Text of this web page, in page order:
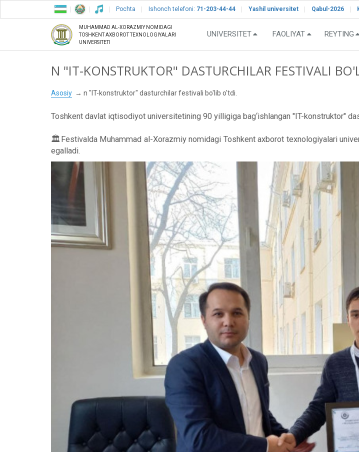
Pochta Ishonch telefoni: 71-203-44-44 Yashil universitet Qabul-2026
MUHAMMAD AL-XORAZMIY NOMIDAGI
TOSHKENT AXBOROT TEXNOLOGIYALARI
UNIVERSITETI
UNIVERSITET FAOLIYAT REYTING
N "IT-KONSTRUKTOR" DASTURCHILAR FESTIVALI
Asosiy n "IT-konstruktor" dasturchilar festivali bo'lib o'tdi.
Toshkent davlat iqtisodiyot universitetining 90 yilligiga bag‘ishlangan "IT-konstruktor"
🏛Festivalda Muhammad al-Xorazmiy nomidagi Toshkent axborot texnologiyalari
egalladi.